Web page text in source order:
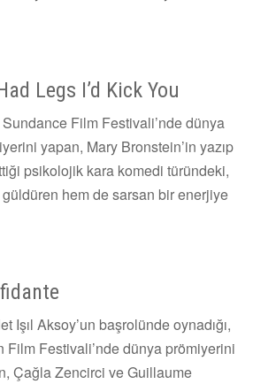
Legs I’d Kick You
Film Festivali’nde dünya
yapan, Mary Bronstein’in yazıp
psikolojik kara komedi türündeki,
güldüren hem de sarsan bir enerjiye
Işıl Aksoy’un başrolünde oynadığı,
Film Festivali’nde dünya prömiyerini
Çağla Zencirci ve Guillaume